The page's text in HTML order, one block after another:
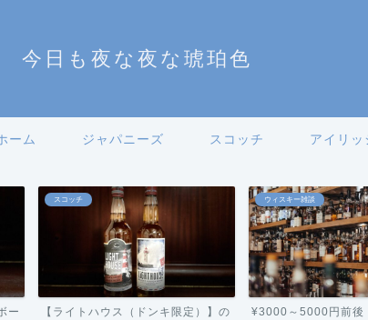
今日も夜な夜な琥珀色
ーム ジャパニーズ スコッチ アイリッ
ー
スコッチ
【ライトハウス（ドンキ限定）】の
ウィスキー雑談
¥3000～5000円前後